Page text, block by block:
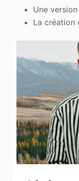
Une
La création